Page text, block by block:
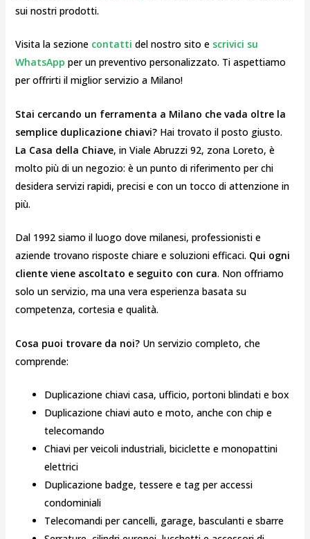
sui nostri prodotti.
Visita la sezione contatti del nostro sito escrivici su
WhatsApp per un preventivo personalizzato. Ti aspettiamo
per offrirti il miglior servizio a Milano!
Stai cercando un ferramenta a Milano che vada oltre la
semplice duplicazione chiavi?Hai trovato il posto giusto.
La Casa della Chiave, in Viale Abruzzi 92, zona Loreto, è
molto più di un negozio: è un punto di riferimento per chi
desidera servizi rapidi, precisi e con un tocco di attenzione in
più.
Dal 1992 siamo il luogo dove milanesi, professionisti e
aziende trovano risposte chiare e soluzioni efficaci. Qui ogni
cliente viene ascoltato e seguito con cura. Non offriamo
solo un servizio, ma una vera esperienza basata su
competenza, cortesia e qualità.
Cosa puoi trovare da noi?Un servizio completo, che
comprende:
Duplicazione chiavi casa, ufficio, portoni blindati e box
Duplicazione chiavi auto e moto, anche con chip e
telecomando
Chiavi per veicoli industriali, biciclette e monopattini
elettrici
Duplicazione badge, tessere e tag per accessi
condominiali
Telecomandi per cancelli, garage, basculanti e sbarre